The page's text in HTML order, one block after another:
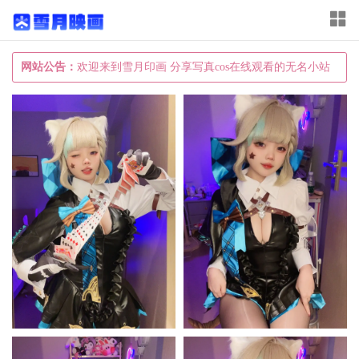
网站公告： 欢迎来到雪月印画 分享写真cos在线观看的无名小站
T
o
g
g
l
e
n
a
v
i